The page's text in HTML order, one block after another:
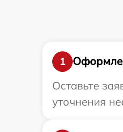
1
Оставьте
уточнения